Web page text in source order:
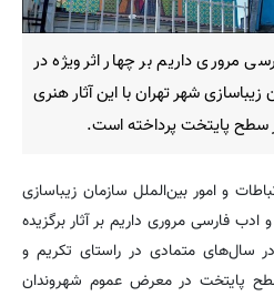
مروری داریم بر چهار اثر ویژه در
شهر تهران با این آثار هنری
سطح پایتخت پرداخته است.
و امور بین‌الملل سازمان زیباسازی
فارسی مروری داریم بر آثار برگزیده
سال‌های متمادی در راستای تکریم و
پایتخت در معرض عموم شهروندان